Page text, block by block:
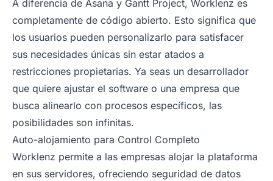
A diferencia de Asana y Gantt Project, Worklenz es
completamente de código abierto. Esto significa que
los usuarios pueden personalizarlo para satisfacer
sus necesidades únicas sin estar atados a
restricciones propietarias. Ya seas un desarrollador
que quiere ajustar el software o una empresa que
busca alinearlo con procesos específicos, las
posibilidades son infinitas.
Auto-alojamiento para Control Completo
Worklenz permite a las empresas alojar la plataforma
en sus servidores, ofreciendo seguridad de datos